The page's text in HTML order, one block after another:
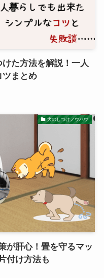
けた方法を解説！一人
ツまとめ
犬のしつけノウハウ
が肝心！畳を守るマッ
付け方法も